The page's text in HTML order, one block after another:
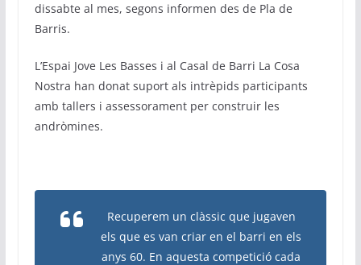
dissabte al mes, segons informen des de Pla de
Barris.
L’Espai Jove Les Basses i al Casal de Barri La Cosa
Nostra han donat suport als intrèpids participants
amb tallers i assessorament per construir les
andròmines.
Recuperem un clàssic que jugaven
els que es van criar en el barri en els
anys 60. En aquesta competició cada